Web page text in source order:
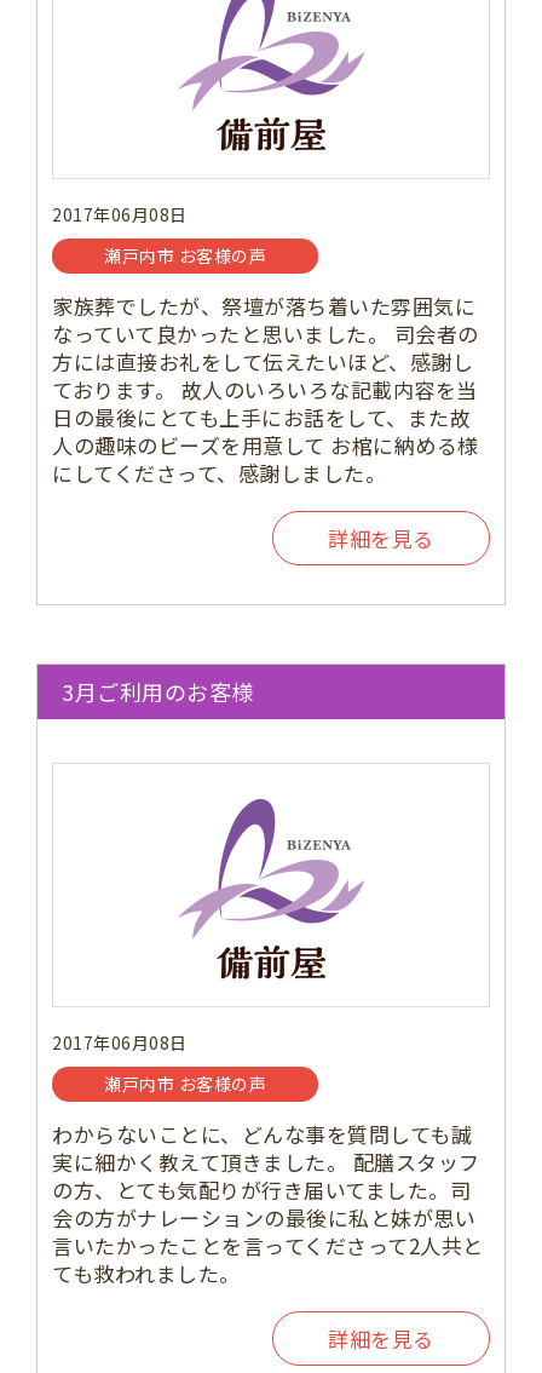
2017年06月08日
瀬戸内市 お客様の声
家族葬でしたが、祭壇が落ち着いた雰囲気に
なっていて良かったと思いました。 司会者の
方には直接お礼をして伝えたいほど、感謝し
ております。 故人のいろいろな記載内容を当
日の最後にとても上手にお話をして、また故
人の趣味のビーズを用意して お棺に納める様
にしてくださって、感謝しました。
詳細を見る
3月ご利用のお客様
2017年06月08日
瀬戸内市 お客様の声
わからないことに、どんな事を質問しても誠
実に細かく教えて頂きました。 配膳スタッフ
の方、とても気配りが行き届いてました。司
会の方がナレーションの最後に私と妹が思い
言いたかったことを言ってくださって2人共と
ても救われました。
詳細を見る